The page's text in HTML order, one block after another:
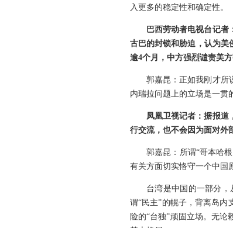
入更多的稳定性和确定性。
巴西劳动者电视台记
古巴的封锁和胁迫，认为美
逾4个月，中方强烈谴责美
郭嘉昆：正如我刚才所
内瑞拉问题上的立场是一贯
凤凰卫视记者：据报道
行交流，也不会因为面对外
郭嘉昆：所谓“哥本哈
有关方面切实恪守一个中国
台湾是中国的一部分
谓“民主”的幌子，背离岛内
险的“台独”顽固立场。无